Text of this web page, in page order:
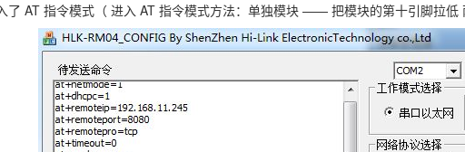
AT 指令模式（ 进入 AT 指令模式方法：单独模块 —— 把模块的第十引脚拉